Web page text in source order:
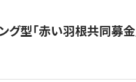
グ型「赤い羽根共同